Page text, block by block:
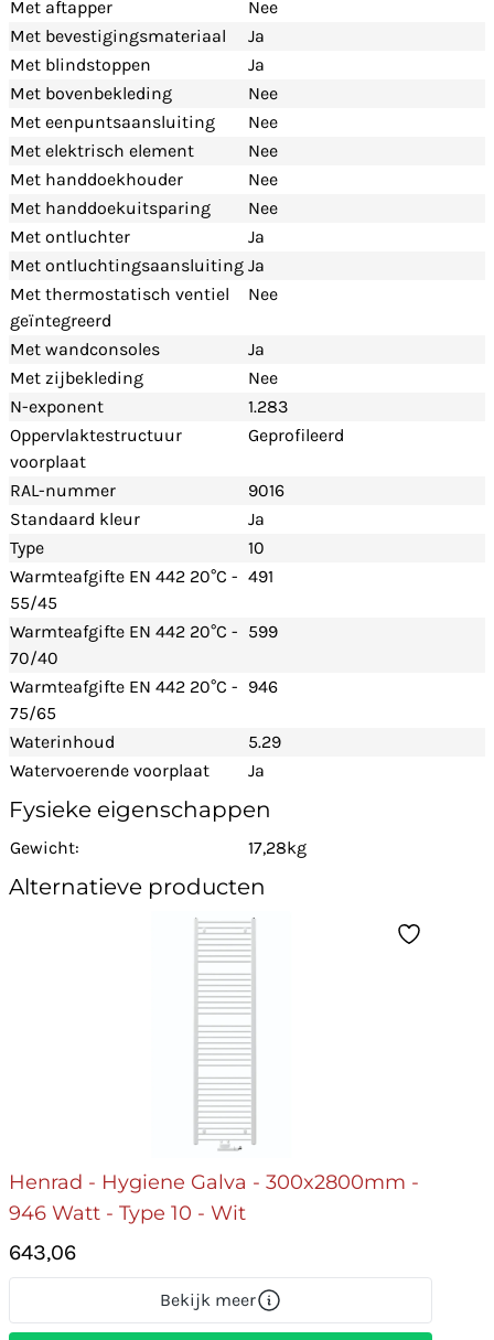
Met aftapper
Nee
Met bevestigingsmateriaal
Ja
Met blindstoppen
Ja
Met bovenbekleding
Nee
Met eenpuntsaansluiting
Nee
Met elektrisch element
Nee
Met handdoekhouder
Nee
Met handdoekuitsparing
Nee
Met ontluchter
Ja
Met ontluchtingsaansluiting Ja
Met thermostatisch ventiel
geïntegreerd
Nee
Met wandconsoles
Ja
Met zijbekleding
Nee
N-exponent
1.283
Oppervlaktestructuur
voorplaat
Geprofileerd
RAL-nummer
9016
Standaard kleur
Ja
Type
10
Warmteafgifte EN 442 20°C -
55/45
491
Warmteafgifte EN 442 20°C -
70/40
599
Warmteafgifte EN 442 20°C -
75/65
946
Waterinhoud
5.29
Watervoerende voorplaat
Ja
Fysieke eigenschappen
Gewicht: 17,28kg
Alternatieve producten
Henrad - Hygiene Galva - 300x2800mm -
946 Watt - Type 10 - Wit
643,06
Bekijk meer